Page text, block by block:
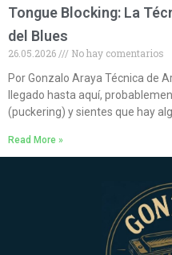
Tongue Blocking: La
del Blues
26.05.2026
No hay comentarios
Por Gonzalo Araya Técnica de
llegado hasta aquí,
(puckering) y sientes que hay
Read More »